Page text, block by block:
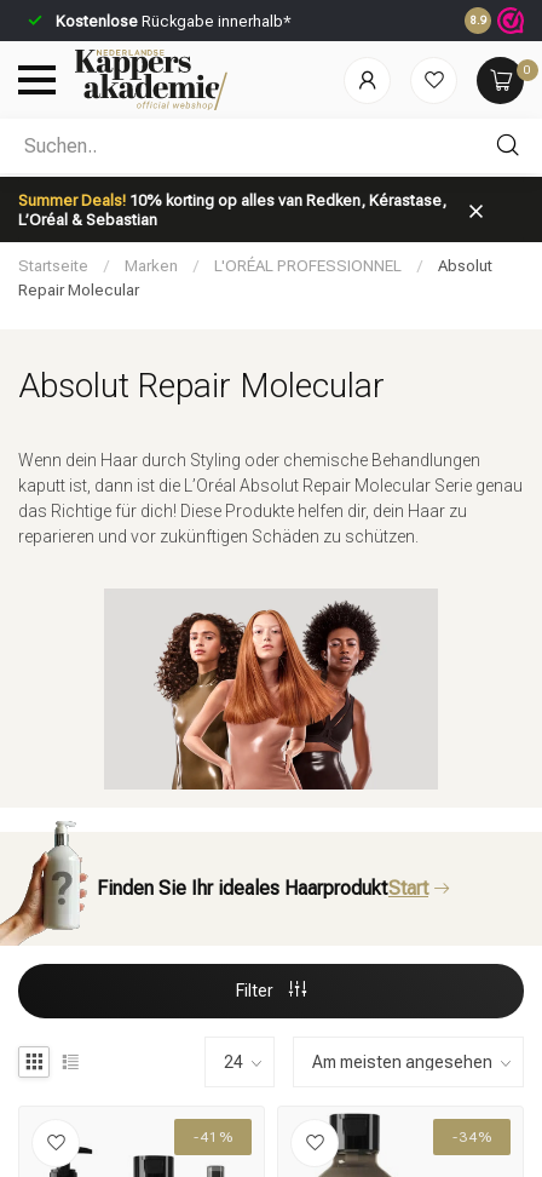
Kostenlose Rückgabe innerhalb* Vor 23:59
8.9
0
Summer Deals! 10% korting op alles van Redken, Kérastase,
L’Oréal & Sebastian
Nach welcher Kategorie suchst du?
Marken Haarpflege
Startseite / Marken / L'ORÉAL PROFESSIONNEL /
Absolut
Repair Molecular
Absolut Repair Molecular
Wenn dein Haar durch Styling oder chemische Behandlungen
kaputt ist, dann ist die L’Oréal Absolut Repair Molecular Serie genau
das Richtige für dich! Diese Produkte helfen dir, dein Haar zu
reparieren und vor zukünftigen Schäden zu schützen.
Finden Sie Ihr ideales HaarproduktStart
Filter
-41% -34%